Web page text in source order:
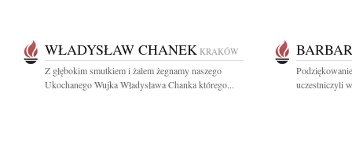
WŁADYSŁAW CHANEK KRAKÓW
Z głębokim smutkiem i żalem żegnamy naszego
Ukochanego Wujka Władysława Chanka którego...
uczestniczyli